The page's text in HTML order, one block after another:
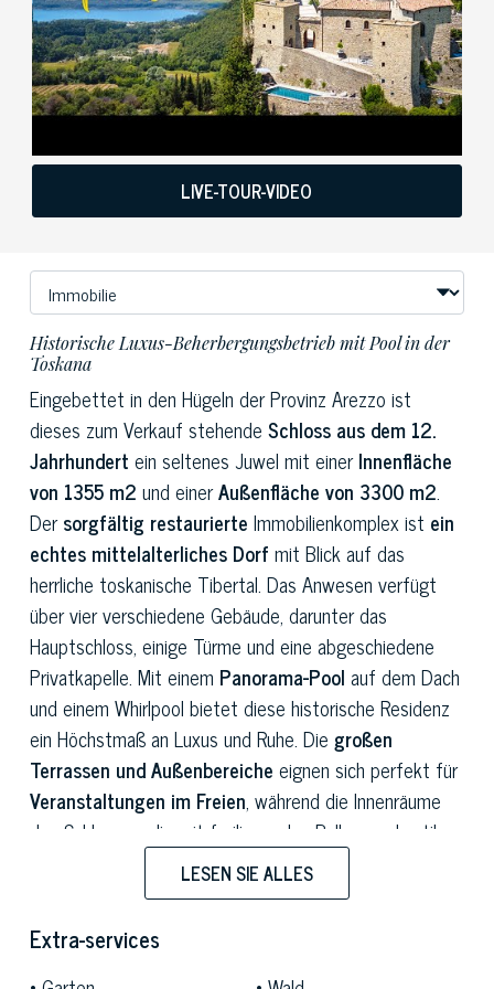
LIVE-TOUR-VIDEO
Historische Luxus-Beherbergungsbetrieb mit Pool in der
Toskana
Eingebettet in den Hügeln der Provinz Arezzo ist
dieses zum Verkauf stehende Schloss aus dem 12.
Jahrhundert ein seltenes Juwel mit einerInnenfläche
von 1355 m2 und einerAußenfläche von 3300 m2.
Dersorgfältig restaurierte Immobilienkomplex ist ein
echtes mittelalterliches Dorf mit Blick auf das
herrliche toskanische Tibertal. Das Anwesen verfügt
über vier verschiedene Gebäude, darunter das
Hauptschloss, einige Türme und eine abgeschiedene
Privatkapelle. Mit einem Panorama-Pool auf dem Dach
und einem Whirlpool bietet diese historische Residenz
ein Höchstmaß an Luxus und Ruhe. Die großen
Terrassen und Außenbereiche eignen sich perfekt für
Veranstaltungen im Freien, während die Innenräume
des Schlosses, die mit freiliegenden Balken und antiken
Möbeln edel eingerichtet sind, eine perfekte Mischung
aus historischem Charme und modernem Komfort
bieten.
Die Lage des Schlosses bietet einunvergleichliches
LESEN SIE ALLES
Extra-services